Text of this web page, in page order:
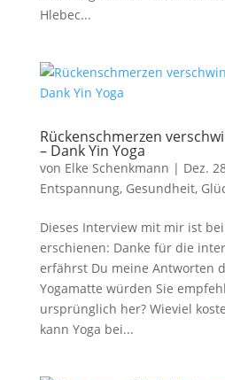
Hlebec...
Rückenschmerzen
– Dank Yin Yoga
von Elke Schenkmann | Dez.
Entspannung, Gesundheit,
Dieses Interview mit mir ist bei
erschienen: Danke für die
erfährst Du meine Antworten
Yogamatte würden Sie
ursprünglich her? Wieviel
kann Yoga bei...